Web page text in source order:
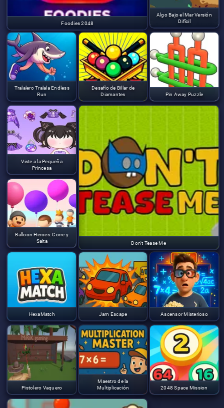
Foodies 2048
Algo Bajo el Mar Versión
Difícil
Tralalero Tralala Endless
Run
Desafío de Billar de
Diamantes
Pin Away Puzzle
Viste a la Pequeña
Princesa
Don't Tease Me
Balloon Heroes: Corre y
Salta
HexaMatch Jam Escape Ascensor Misterioso
Pistolero Vaquero
Maestro de la
Multiplicación
2048 Space Mission